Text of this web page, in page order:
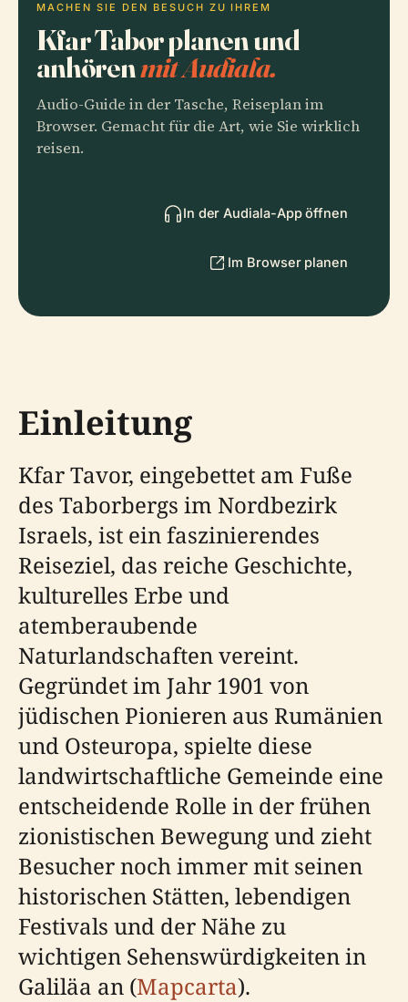
MACHEN SIE DEN BESUCH ZU IHREM
Kfar Tabor planen und
anhörenmit Audiala.
Audio-Guide in der Tasche, Reiseplan im
Browser. Gemacht für die Art, wie Sie wirklich
reisen.
In der Audiala-App öffnen
Im Browser planen
Einleitung
Kfar Tavor, eingebettet am Fuße
des Taborbergs im Nordbezirk
Israels, ist ein faszinierendes
Reiseziel, das reiche Geschichte,
kulturelles Erbe und
atemberaubende
Naturlandschaften vereint.
Gegründet im Jahr 1901 von
jüdischen Pionieren aus Rumänien
und Osteuropa, spielte diese
landwirtschaftliche Gemeinde eine
entscheidende Rolle in der frühen
zionistischen Bewegung und zieht
Besucher noch immer mit seinen
historischen Stätten, lebendigen
Festivals und der Nähe zu
wichtigen Sehenswürdigkeiten in
Galiläa an (Mapcarta).